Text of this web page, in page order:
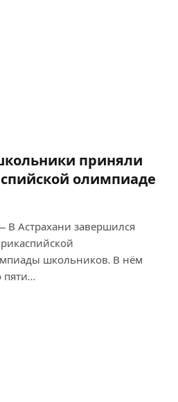
приняли
олимпиаде
В Астрахани завершился
школьников. В нём
пяти…